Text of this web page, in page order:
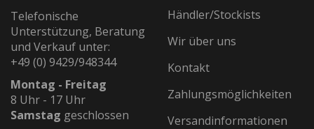
Telefonische
Unterstützung, Beratung
und Verkauf unter:
+49 (0) 9429/948344
Montag - Freitag
8 Uhr - 17 Uhr
Samstag geschlossen
Händler/Stockists
Wir über uns
Kontakt
Zahlungsmöglichkeiten
Versandinformationen